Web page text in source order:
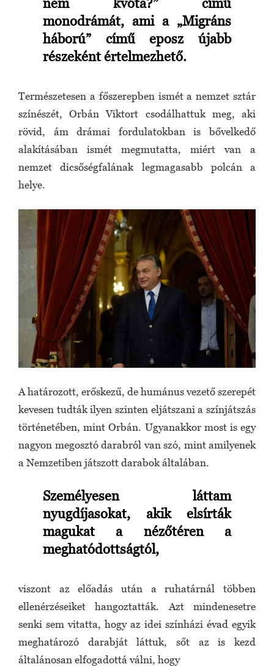
nem kvóta?” című
monodrámát, ami a „Migráns
háború” című eposz újabb
részeként értelmezhető.
Természetesen a főszerepben ismét a nemzet sztár
színészét, Orbán Viktort csodálhattuk meg, aki
rövid, ám drámai fordulatokban is bővelkedő
alakításában ismét megmutatta, miért van a
nemzet dicsőségfalának legmagasabb polcán a
helye.
A határozott, erőskezű, de humánus vezető szerepét
kevesen tudták ilyen szinten eljátszani a színjátszás
történetében, mint Orbán. Ugyanakkor most is egy
nagyon megosztó darabról van szó, mint amilyenek
a Nemzetiben játszott darabok általában.
Személyesen láttam
nyugdíjasokat, akik elsírták
magukat a nézőtéren a
meghatódottságtól,
viszont az előadás után a ruhatárnál többen
ellenérzéseiket hangoztatták. Azt mindenesetre
senki sem vitatta, hogy az idei színházi évad egyik
meghatározó darabját láttuk, sőt az is kezd
általánosan elfogadottá válni, hogy